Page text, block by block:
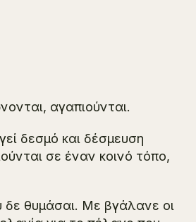
αγαπιούνται.
δεσμό και δέσμευση
σε έναν κοινό τόπο,
δε θυμάσαι. Με βγάλανε οι